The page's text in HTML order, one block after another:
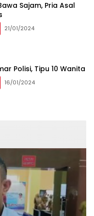
Sajam, Pria Asal
21/01/2024
Polisi, Tipu 10 Wanita
16/01/2024